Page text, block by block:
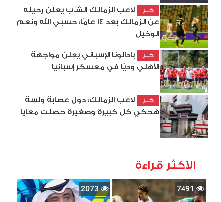
خبر
لاعب الزمالك الشاب يعلن رحيله
عن الزمالك بعد 14 عامًا: حسبي الله ونعم
الوكيل
خبر
بادالونا الإسباني يعلن مواجهة
الأهلي وديًا في معسكر إسبانيا
خبر
لاعب الزمالك: دول عصابة ولسة
هحكي كل كبيرة وصغيرة حصلت معايا
الأكثر قراءة
7491
2073